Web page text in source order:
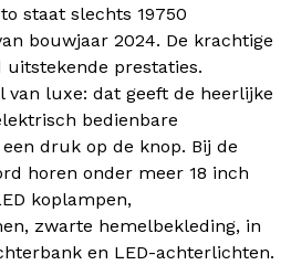
staat slechts 19750
bouwjaar 2024. De krachtige
uitstekende prestaties.
van luxe: dat geeft de heerlijke
bedienbare
druk op de knop. Bij de
horen onder meer 18 inch
koplampen,
zwarte hemelbekleding, in
en LED-achterlichten.